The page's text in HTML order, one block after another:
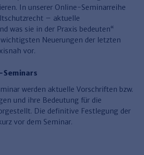
und
und Gebühren
In unserer Online-Seminarreihe
– aktuelle
was sie in der Praxis bedeuten“
Neuerungen der letzten
vor.
werden aktuelle Vorschriften bzw.
und ihre Bedeutung für die
Die definitive Festlegung der
vor dem Seminar.​​​